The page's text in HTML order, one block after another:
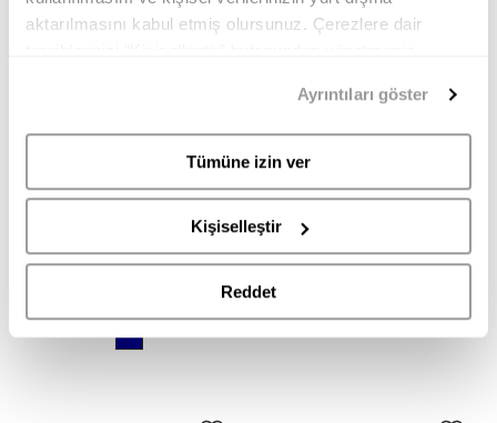
aktarılmasını kabul etmiş olursunuz. Çerezlere dair
buradanerişebilirsiniz.
Ayrıntıları göster
Tümüne izin ver
Kişiselleştir
Reddet